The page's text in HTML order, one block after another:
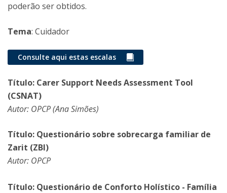
poderão ser obtidos.
Tema: Cuidador
Consulte aqui estas escalas
Título: Carer Support Needs Assessment Tool
(CSNAT)
Autor: OPCP (Ana Simões)
Título: Questionário sobre sobrecarga familiar de
Zarit (ZBI)
Autor: OPCP
Título: Questionário de Conforto Holístico - Família